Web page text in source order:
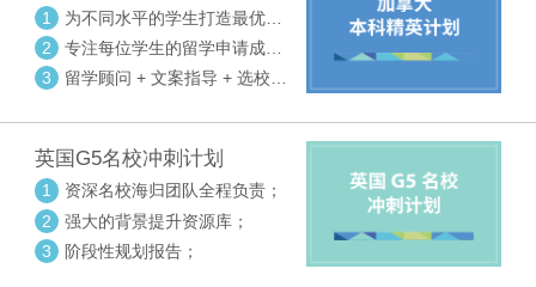
1
为不同水平的学生打造最优选
校方案
2
专注每位学生的留学申请成功
率
3
留学顾问 + 文案指导 + 选校申
英国G5名校冲刺计划
1
资深名校海归团队全程负责；
2
强大的背景提升资源库；
3
阶段性规划报告；